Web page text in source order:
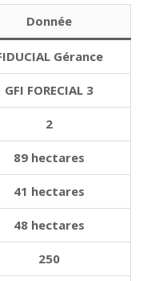
Donnée
Gérance
GFI FORECIAL 3
2
89 hectares
41 hectares
48 hectares
250